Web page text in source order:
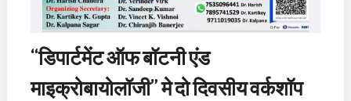
“डिपार्टमेंट ऑफ बॉटनी एंड
माइक्रोबायोलॉजी” मे दो दिवसीय वर्कशॉप